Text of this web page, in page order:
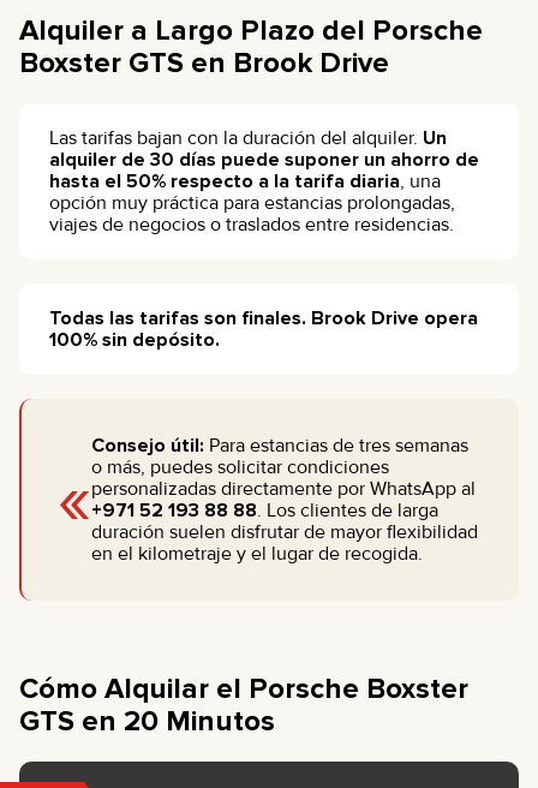
Alquiler a Largo Plazo del Porsche
Boxster GTS en Brook Drive
Las tarifas bajan con la duración del alquiler. Un
alquiler de 30 días puede suponer un ahorro de
hasta el 50% respecto a la tarifa diaria, una
opción muy práctica para estancias prolongadas,
viajes de negocios o traslados entre residencias.
Todas las tarifas son finales. Brook Drive opera
100% sin depósito.
«
Consejo útil: Para estancias de tres semanas
o más, puedes solicitar condiciones
personalizadas directamente por WhatsApp al
+971 52 193 88 88. Los clientes de larga
duración suelen disfrutar de mayor flexibilidad
en el kilometraje y el lugar de recogida.
Cómo Alquilar el Porsche Boxster
GTS en 20 Minutos